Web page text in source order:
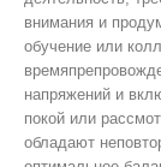
внимания и
обучение или
напряжений и
покой или
обладают